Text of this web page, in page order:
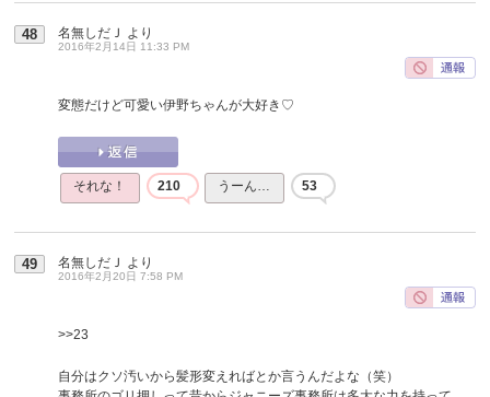
48 名無しだＪ より
2016年2月14日 11:33 PM
変態だけど可愛い伊野ちゃんが大好き♡
それな！ 210 うーん… 53
49 名無しだＪ より
2016年2月20日 7:58 PM
>>23
自分はクソ汚いから髪形変えればとか言うんだよな（笑）